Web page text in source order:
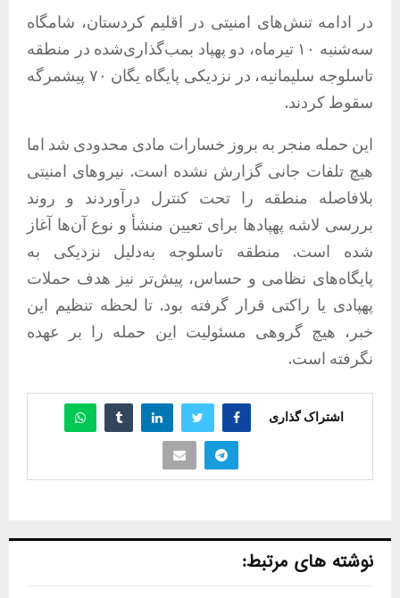
در ادامه تنش‌های امنیتی در اقلیم کردستان، شامگاه
سه‌شنبه ۱۰ تیرماه، دو پهپاد بمب‌گذاری‌شده در منطقه
تاسلوجه سلیمانیه، در نزدیکی پایگاه یگان ۷۰ پیشمرگه
سقوط کردند.
این حمله منجر به بروز خسارات مادی محدودی شد اما
هیچ تلفات جانی گزارش نشده است. نیروهای امنیتی
بلافاصله منطقه را تحت کنترل درآوردند و روند
بررسی لاشه پهپادها برای تعیین منشأ و نوع آن‌ها آغاز
شده است. منطقه تاسلوجه به‌دلیل نزدیکی به
پایگاه‌های نظامی و حساس، پیش‌تر نیز هدف حملات
پهپادی یا راکتی قرار گرفته بود. تا لحظه تنظیم این
خبر، هیچ گروهی مسئولیت این حمله را بر عهده
نگرفته است.
اشتراک گذاری
نوشته های مرتبط: